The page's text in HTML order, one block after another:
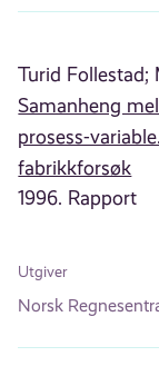
Turid Follestad;
Samanheng
prosess-
fabrikkforsøk
1996. Rapport
Utgiver
Norsk